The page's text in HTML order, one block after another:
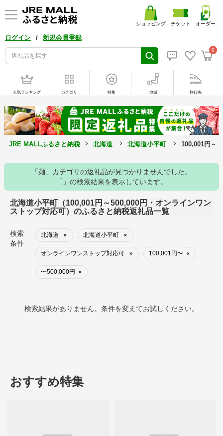
ログイン / 新規会員登録
0
ショッピング チケット オーダー
人気ランキング カテゴリ 特集 地域 旅行先
JRE MALLふるさと納税 北海道 北海道小平町 100,001円～
「麺」カテゴリの返礼品が見つかりませんでした。
「」の検索結果を表示しています。
北海道小平町（100,001円～500,000円・オンラインワン
ストップ対応可）のふるさと納税返礼品一覧
検索
条件
北海道 × 北海道小平町 ×
オンラインワンストップ対応可 × 100,001円〜 ×
〜500,000円 ×
検索結果がありません。条件を変えてお試しください。
おすすめ特集